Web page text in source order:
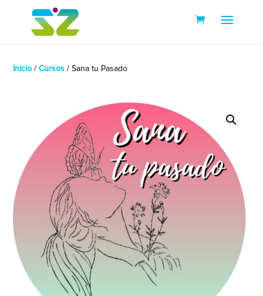
Inicio /Cursos / Sana tu Pasado